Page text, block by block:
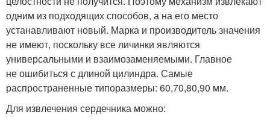
одним из подходящих способов, а на его место
устанавливают новый. Марка и производитель значения
не имеют, поскольку все личинки являются
универсальными и взаимозаменяемыми. Главное
не ошибиться с длиной цилиндра. Самые
распространенные типоразмеры: 60,70,80,90 мм.
Для извлечения сердечника можно: